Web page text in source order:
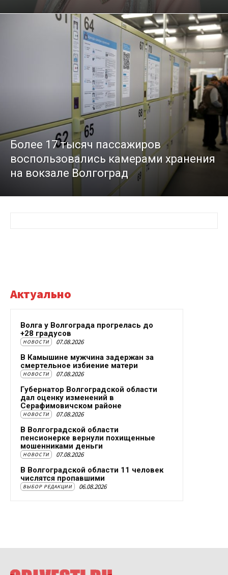
Более 17 тысяч пассажиров
воспользовались камерами хранения
на вокзале Волгоград
Актуально
Волга у Волгограда прогрелась до
+28 градусов
НОВОСТИ 07.08.2026
В Камышине мужчина задержан за
смертельное избиение матери
НОВОСТИ 07.08.2026
Губернатор Волгоградской области
дал оценку изменений в
Серафимовичском районе
НОВОСТИ 07.08.2026
В Волгоградской области
пенсионерке вернули похищенные
мошенниками деньги
НОВОСТИ 07.08.2026
В Волгоградской области 11 человек
числятся пропавшими
ВЫБОР РЕДАКЦИИ 06.08.2026